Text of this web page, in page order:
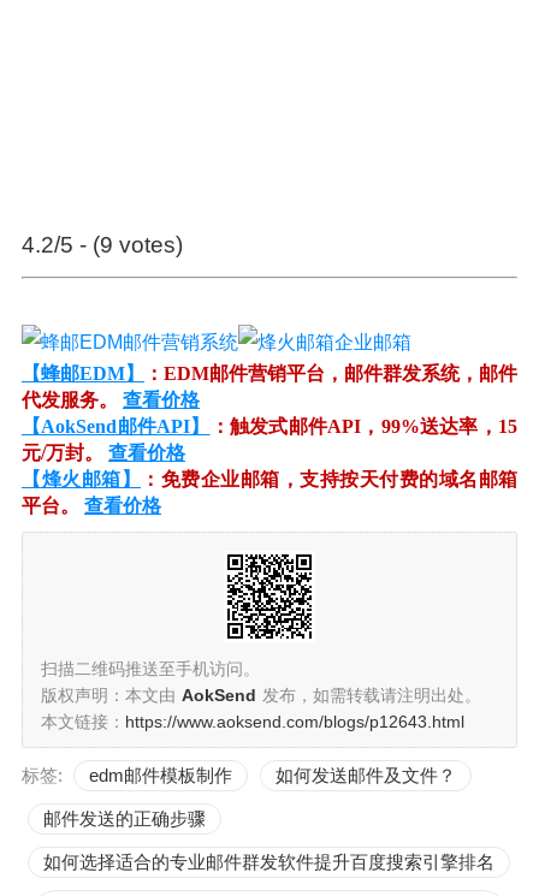
4.2/5 - (9 votes)
【蜂邮EDM】
：EDM邮件营销平台，邮件群发系统，邮件
代发服务。 查看价格
【AokSend邮件API】
：触发式邮件API，99%送达率，15
元/万封。 查看价格
【烽火邮箱】
：免费企业邮箱，支持按天付费的域名邮箱
平台。 查看价格
扫描二维码推送至手机访问。
版权声明：本文由 AokSend 发布，如需转载请注明出处。
本文链接： https://www.aoksend.com/blogs/p12643.html
标签: edm邮件模板制作 如何发送邮件及文件？
邮件发送的正确步骤
如何选择适合的专业邮件群发软件提升百度搜索引擎排名